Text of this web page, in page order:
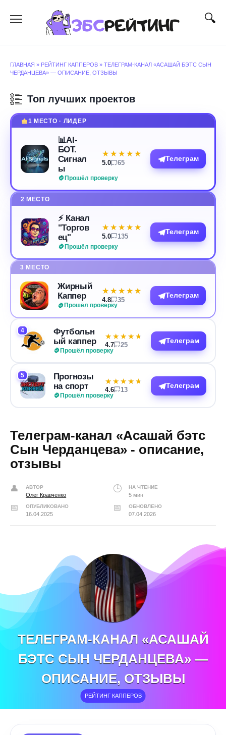
содержанию
ГЛАВНАЯ » РЕЙТИНГ КАППЕРОВ » ТЕЛЕГРАМ-КАНАЛ «АСАШАЙ БЭТС СЫН
ЧЕРДАНЦЕВА» — ОПИСАНИЕ, ОТЗЫВЫ
Топ лучших проектов
1 МЕСТО · ЛИДЕР
📊AI-
БОТ.
Сигнал
ы
Прошёл проверку
★★★★★
★★★★★
5.0 65
Телеграм
2 МЕСТО
⚡️ Канал
"Торгов
ец"
Прошёл проверку
★★★★★
★★★★★
5.0 135
Телеграм
3 МЕСТО
Жирный
Каппер
Прошёл проверку
★★★★★
★★★★★
4.8 35
Телеграм
4
Футбольн
ый каппер
Прошёл проверку
★★★★★
★★★★★
4.7 25
Телеграм
5
Прогнозы
на спорт
Прошёл проверку
★★★★★
★★★★★
4.6 13
Телеграм
Телеграм-канал «Асашай бэтс
Сын Черданцева» - описание,
отзывы
АВТОР
Олег Кравченко
НА ЧТЕНИЕ
5 мин
ОПУБЛИКОВАНО
16.04.2025
ОБНОВЛЕНО
07.04.2026
ТЕЛЕГРАМ-КАНАЛ «АСАШАЙ
БЭТС СЫН ЧЕРДАНЦЕВА» —
ОПИСАНИЕ, ОТЗЫВЫ
РЕЙТИНГ КАППЕРОВ